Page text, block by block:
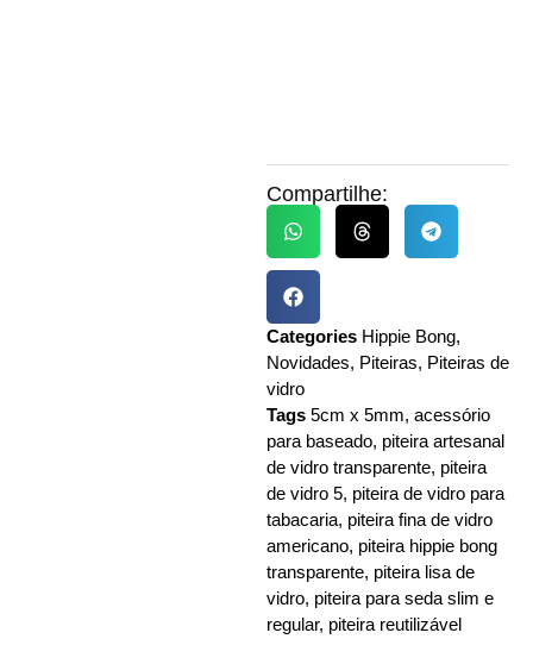
Compartilhe:
Categories Hippie Bong,
Novidades, Piteiras, Piteiras de
vidro
Tags 5cm x 5mm, acessório
para baseado, piteira artesanal
de vidro transparente, piteira
de vidro 5, piteira de vidro para
tabacaria, piteira fina de vidro
americano, piteira hippie bong
transparente, piteira lisa de
vidro, piteira para seda slim e
regular, piteira reutilizável